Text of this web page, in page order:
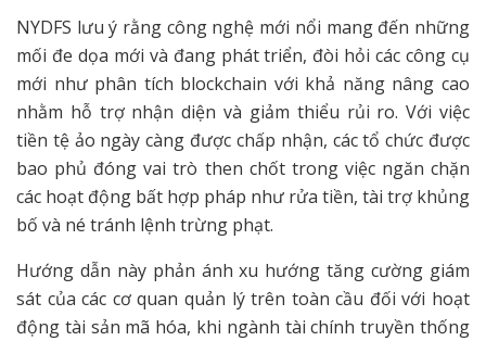
NYDFS lưu ý rằng công nghệ mới nổi mang đến những
mối đe dọa mới và đang phát triển, đòi hỏi các công cụ
mới như phân tích blockchain với khả năng nâng cao
nhằm hỗ trợ nhận diện và giảm thiểu rủi ro. Với việc
tiền tệ ảo ngày càng được chấp nhận, các tổ chức được
bao phủ đóng vai trò then chốt trong việc ngăn chặn
các hoạt động bất hợp pháp như rửa tiền, tài trợ khủng
bố và né tránh lệnh trừng phạt.
Hướng dẫn này phản ánh xu hướng tăng cường giám
sát của các cơ quan quản lý trên toàn cầu đối với hoạt
động tài sản mã hóa, khi ngành tài chính truyền thống